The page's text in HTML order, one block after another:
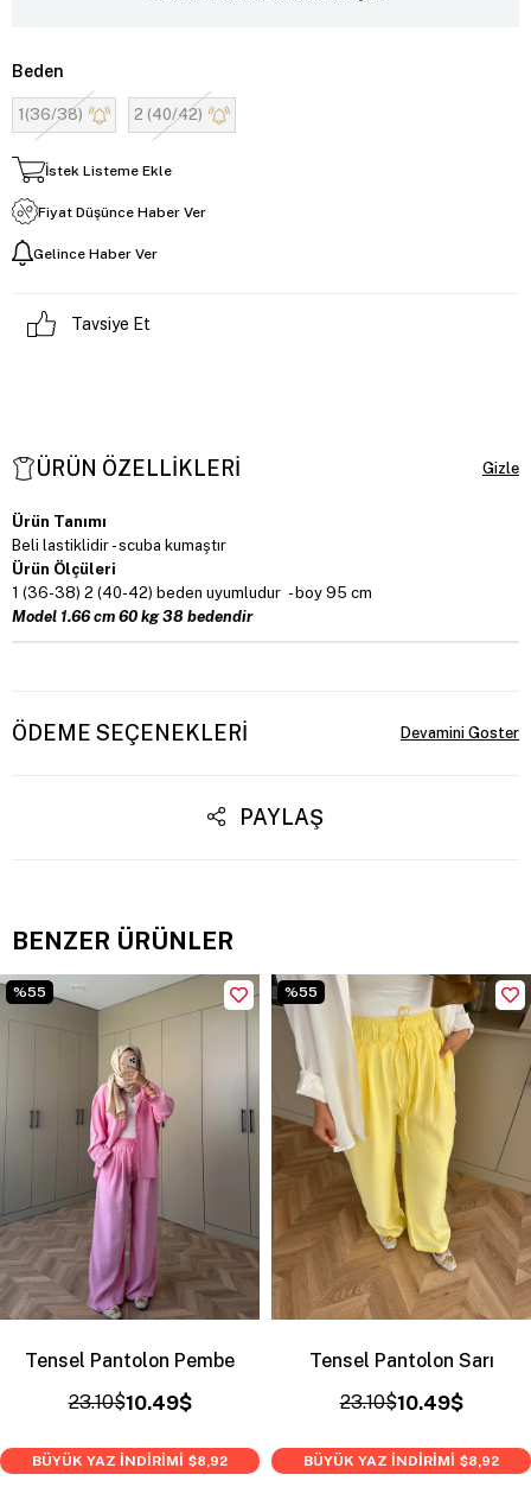
Beden
1(36/38) 2 (40/42)
İstek Listeme Ekle
Fiyat Düşünce Haber Ver
Gelince Haber Ver
Tavsiye Et
ÜRÜN ÖZELLIKLERI
Ürün Tanımı
Beli lastiklidir - scuba kumaştır
Ürün Ölçüleri
1 (36-38) 2 (40-42) beden uyumludur - boy 95 cm
Model 1.66 cm 60 kg 38 bedendir
ÖDEME SEÇENEKLERI
PAYLAŞ
BENZER ÜRÜNLER
Tensel Pantolon Pembe
10.49$
23.10$
BÜYÜK YAZ İNDİRİMİ $8,92
%55
Tensel Pantolon Sarı
10.49$
23.10$
BÜYÜK YAZ İNDİRİMİ $8,92
%55